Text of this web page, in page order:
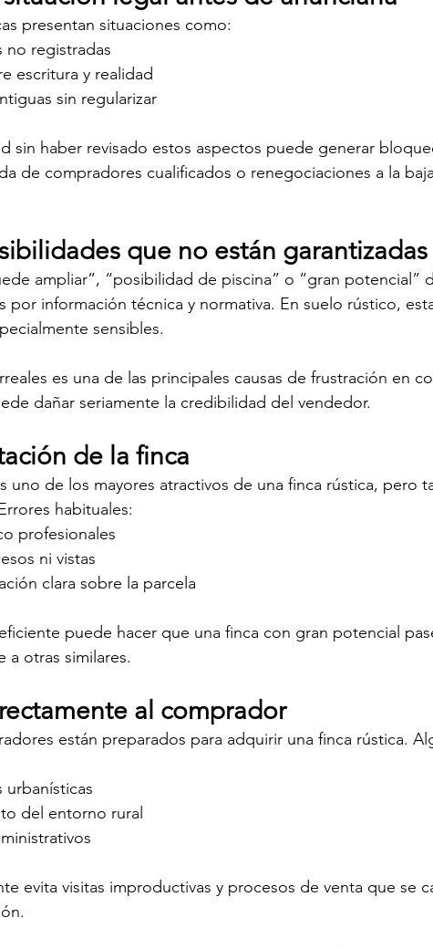
presentan situaciones como:
no registradas
escritura y realidad
sin regularizar
sin haber revisado estos aspectos puede generar
de compradores cualificados o renegociaciones a la
que no están garantizadas
ampliar”, “posibilidad de piscina” o “gran potencial”
por información técnica y normativa. En suelo rústico,
sensibles.
es una de las principales causas de frustración en
dañar seriamente la credibilidad del vendedor.
de la finca
uno de los mayores atractivos de una finca rústica, pero
habituales:
profesionales
ni vistas
clara sobre la parcela
puede hacer que una finca con gran potencial
a otras similares.
al comprador
están preparados para adquirir una finca rústica.
urbanísticas
del entorno rural
evita visitas improductivas y procesos de venta que se